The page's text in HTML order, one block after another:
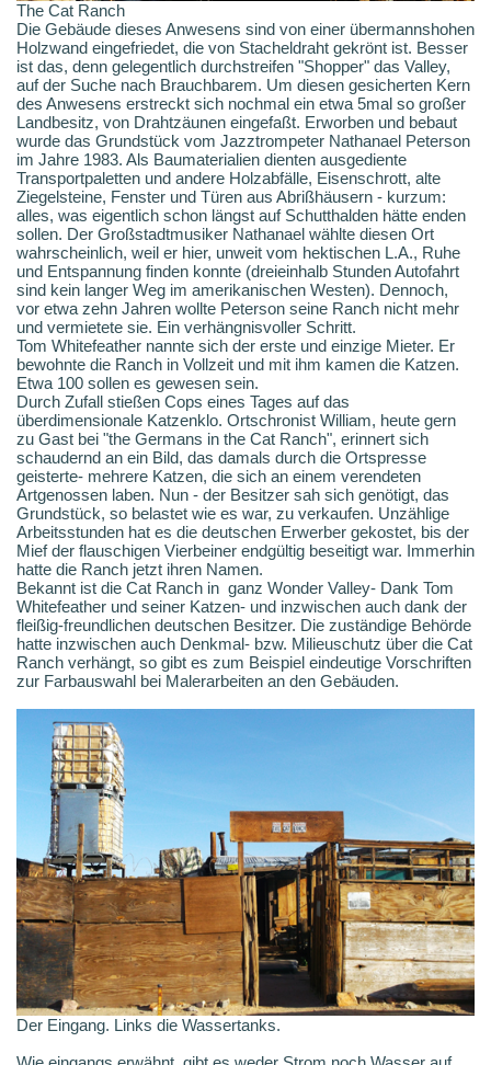
The Cat Ranch
Die Gebäude dieses Anwesens sind von einer übermannshohen
Holzwand eingefriedet, die von Stacheldraht gekrönt ist. Besser
ist das, denn gelegentlich durchstreifen "Shopper" das Valley,
auf der Suche nach Brauchbarem. Um diesen gesicherten Kern
des Anwesens erstreckt sich nochmal ein etwa 5mal so großer
Landbesitz, von Drahtzäunen eingefaßt. Erworben und bebaut
wurde das Grundstück vom Jazztrompeter Nathanael Peterson
im Jahre 1983. Als Baumaterialien dienten ausgediente
Transportpaletten und andere Holzabfälle, Eisenschrott, alte
Ziegelsteine, Fenster und Türen aus Abrißhäusern - kurzum:
alles, was eigentlich schon längst auf Schutthalden hätte enden
sollen. Der Großstadtmusiker Nathanael wählte diesen Ort
wahrscheinlich, weil er hier, unweit vom hektischen L.A., Ruhe
und Entspannung finden konnte (dreieinhalb Stunden Autofahrt
sind kein langer Weg im amerikanischen Westen). Dennoch,
vor etwa zehn Jahren wollte Peterson seine Ranch nicht mehr
und vermietete sie. Ein verhängnisvoller Schritt.
Tom Whitefeather nannte sich der erste und einzige Mieter. Er
bewohnte die Ranch in Vollzeit und mit ihm kamen die Katzen.
Etwa 100 sollen es gewesen sein.
Durch Zufall stießen Cops eines Tages auf das
überdimensionale Katzenklo. Ortschronist William, heute gern
zu Gast bei "the Germans in the Cat Ranch", erinnert sich
schaudernd an ein Bild, das damals durch die Ortspresse
geisterte- mehrere Katzen, die sich an einem verendeten
Artgenossen laben. Nun - der Besitzer sah sich genötigt, das
Grundstück, so belastet wie es war, zu verkaufen. Unzählige
Arbeitsstunden hat es die deutschen Erwerber gekostet, bis der
Mief der flauschigen Vierbeiner endgültig beseitigt war. Immerhin
hatte die Ranch jetzt ihren Namen.
Bekannt ist die Cat Ranch in ganz Wonder Valley- Dank Tom
Whitefeather und seiner Katzen- und inzwischen auch dank der
fleißig-freundlichen deutschen Besitzer. Die zuständige Behörde
hatte inzwischen auch Denkmal- bzw. Milieuschutz über die Cat
Ranch verhängt, so gibt es zum Beispiel eindeutige Vorschriften
zur Farbauswahl bei Malerarbeiten an den Gebäuden.
Der Eingang. Links die Wassertanks.